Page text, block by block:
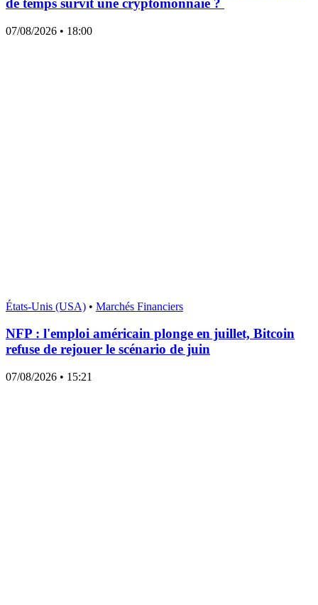
de temps survit une cryptomonnaie ?
07/08/2026 • 18:00
États-Unis (USA) • Marchés Financiers
NFP : l'emploi américain plonge en juillet, Bitcoin
refuse de rejouer le scénario de juin
07/08/2026 • 15:21